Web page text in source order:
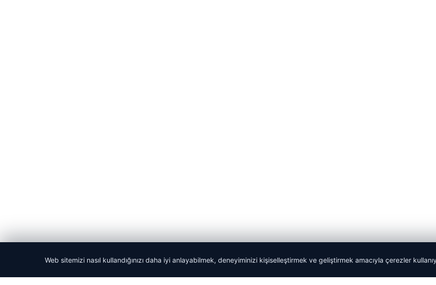
© 2026 Acil Rehber | Gündem Haberleri
Web sitemizi nasıl kullandığınızı daha iyi anlayabilmek, deneyiminizi kişiselleştirmek ve geliştirmek amacıyla çerezler